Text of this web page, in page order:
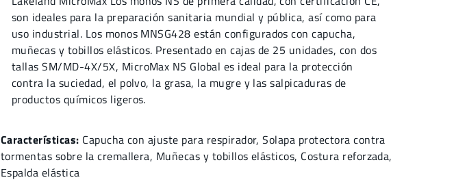
son ideales para la preparación sanitaria mundial y pública, así como para
uso industrial. Los monos MNSG428 están configurados con capucha,
muñecas y tobillos elásticos. Presentado en cajas de 25 unidades, con dos
tallas SM/MD-4X/5X, MicroMax NS Global es ideal para la protección
contra la suciedad, el polvo, la grasa, la mugre y las salpicaduras de
productos químicos ligeros.
Características: Capucha con ajuste para respirador, Solapa protectora contra
tormentas sobre la cremallera, Muñecas y tobillos elásticos, Costura reforzada,
Espalda elástica